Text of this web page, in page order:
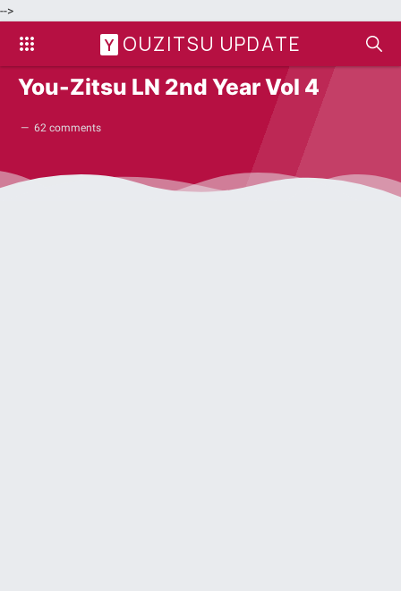
-->
Y OUZITSU UPDATE
You-Zitsu LN 2nd Year Vol 4
62 comments